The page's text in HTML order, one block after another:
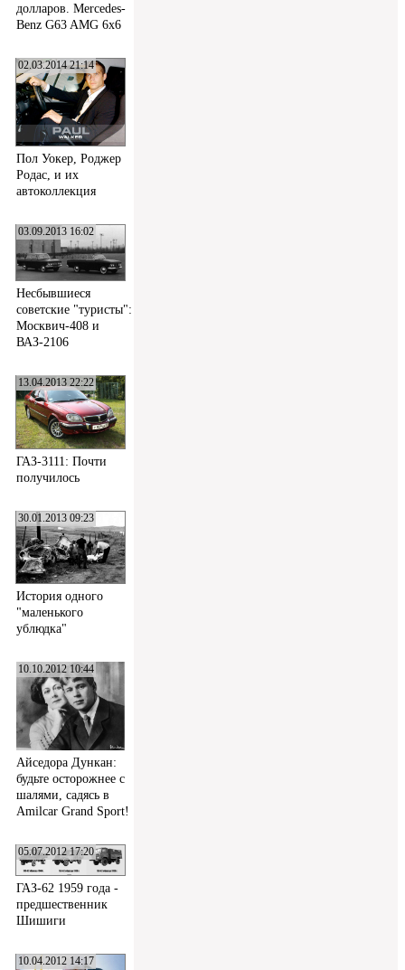
долларов. Mercedes-
Benz G63 AMG 6x6
02.03.2014 21:14
Пол Уокер, Роджер
Родас, и их
автоколлекция
03.09.2013 16:02
Несбывшиеся
советские "туристы":
Москвич-408 и
ВАЗ-2106
13.04.2013 22:22
ГАЗ-3111: Почти
получилось
30.01.2013 09:23
История одного
"маленького
ублюдка"
10.10.2012 10:44
Айседора Дункан:
будьте осторожнее с
шалями, садясь в
Amilcar Grand Sport!
05.07.2012 17:20
ГАЗ-62 1959 года -
предшественник
Шишиги
10.04.2012 14:17